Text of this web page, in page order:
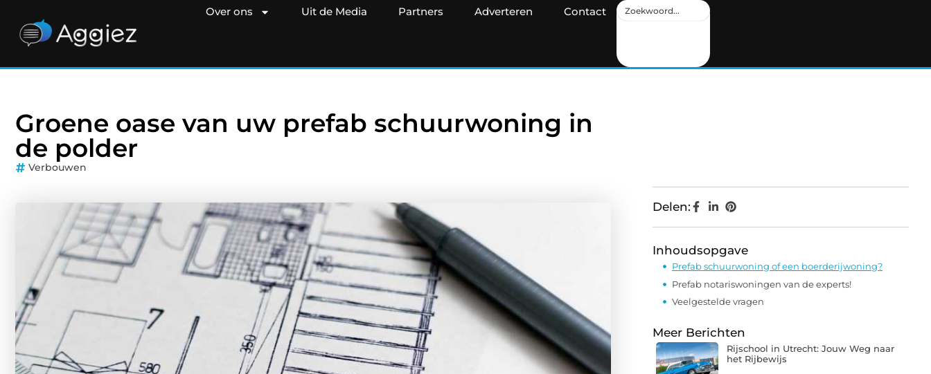
Over ons Uit de Media Partners Adverteren Contact
Groene oase van uw prefab schuurwoning in
de polder
Verbouwen
Delen:
Inhoudsopgave
Prefab schuurwoning of een boerderijwoning?
Prefab notariswoningen van de experts!
Veelgestelde vragen
Meer Berichten
Rijschool in Utrecht: Jouw Weg naar
het Rijbewijs